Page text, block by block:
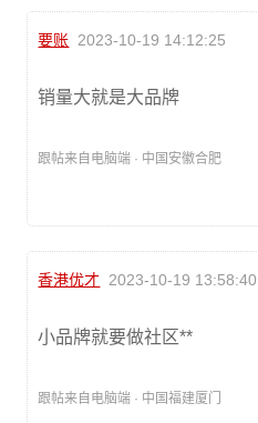
要账 2023-10-19 14:12:25
销量大就是大品牌
跟帖来自电脑端 · 中国安徽合肥
香港优才 2023-10-19 13:58:40
小品牌就要做社区**
跟帖来自电脑端 · 中国福建厦门